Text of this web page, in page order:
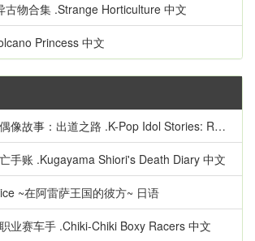
古物合集 .Strange Horticulture 中文
Princess 中文
故事：出道之路 .K-Pop Idol Stories: Road to Debut 英语
手账 .Kugayama Shiori's Death Diary 中文
~在阿雷萨王国的彼方~ 日语
职业赛车手 .Chiki-Chiki Boxy Racers 中文